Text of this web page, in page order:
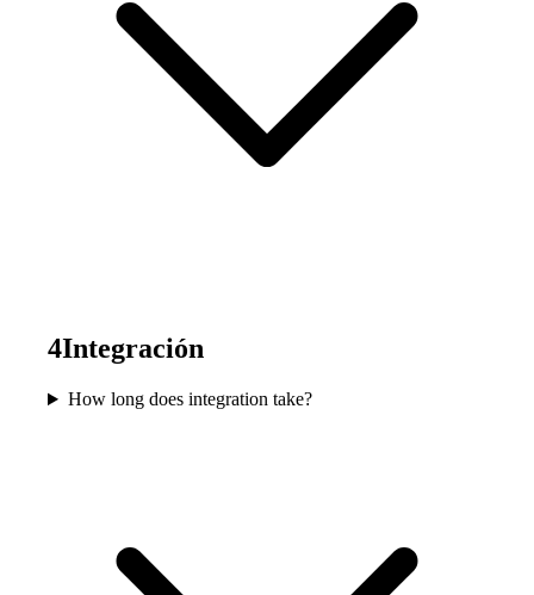
4Integración
How long does integration take?